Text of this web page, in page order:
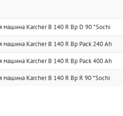
машина Karcher B 140 R Bp D 90 *Sochi
машина Karcher B 140 R Bp Pack 240 Ah
машина Karcher B 140 R Bp Pack 400 Ah
машина Karcher B 140 R Bp R 90 *Sochi